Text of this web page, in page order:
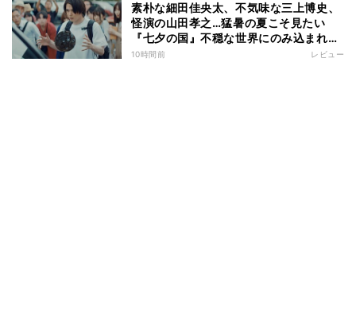
素朴な細田佳央太、不気味な三上博史、
怪演の山田孝之…猛暑の夏こそ見たい
『七夕の国』不穏な世界にのみ込まれる
超常ミステリー
10時間前 レビュー